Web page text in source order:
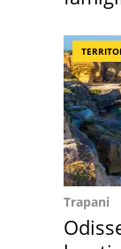
Trapani